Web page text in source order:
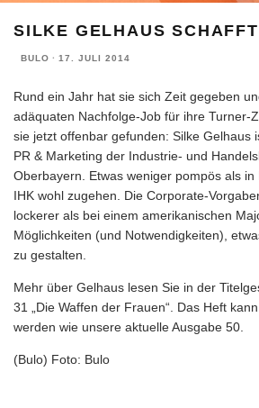
SILKE GELHAUS
BULO · 17. JULI 2014
Rund ein Jahr hat sie sich Zeit gegeben
adäquaten Nachfolge-Job für ihre Turner-
sie jetzt offenbar gefunden: Silke Gelhaus
PR & Marketing der Industrie- und
Oberbayern. Etwas weniger pompös als
IHK wohl zugehen. Die Corporate-
lockerer als bei einem amerikanischen
Möglichkeiten (und Notwendigkeiten),
zu gestalten.
Mehr über Gelhaus lesen Sie in der
31 „Die Waffen der Frauen“. Das Heft kann
werden wie unsere aktuelle Ausgabe 50.
(Bulo) Foto: Bulo